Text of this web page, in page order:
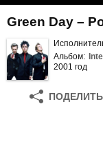
Green Day –
Альбом:
2001 год